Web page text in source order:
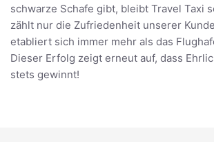
schwarze Schafe gibt, bleibt Travel Taxi
zählt nur die Zufriedenheit unserer
etabliert sich immer mehr als das
Dieser Erfolg zeigt erneut auf, dass
stets gewinnt!